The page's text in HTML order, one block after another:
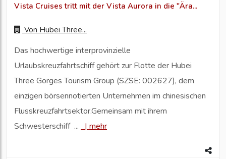
Vista Cruises tritt mit der Vista Aurora in die "Ära...
Von Hubei Three...
Das hochwertige interprovinzielle
Urlaubskreuzfahrtschiff gehört zur Flotte der Hubei
Three Gorges Tourism Group (SZSE: 002627), dem
einzigen börsennotierten Unternehmen im chinesischen
Flusskreuzfahrtsektor.Gemeinsam mit ihrem
Schwesterschiff ...
| mehr